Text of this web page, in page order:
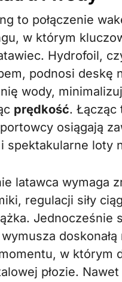
to połączenie
w którym
Hydrofoil,
podnosi deskę
wody,
prędkość. Łącząc
osiągają
spektakularne loty
latawca wymaga
regulacji siły
Jednocześnie
w którym
płozie.